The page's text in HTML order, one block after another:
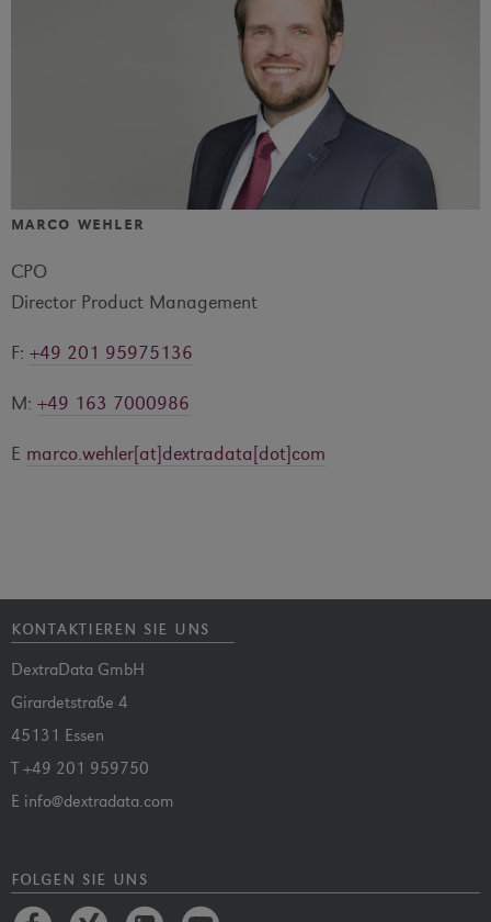
marco wehler
CPO
Director Product Management
F: +49 201 95975136
M: +49 163 7000986
E marco.wehler[at]dextradata[dot]com
kontaktieren sie uns
DextraData GmbH
Girardetstraße 4
45131 Essen
T+49 201 959750
E info@dextradata.com
folgen sie uns